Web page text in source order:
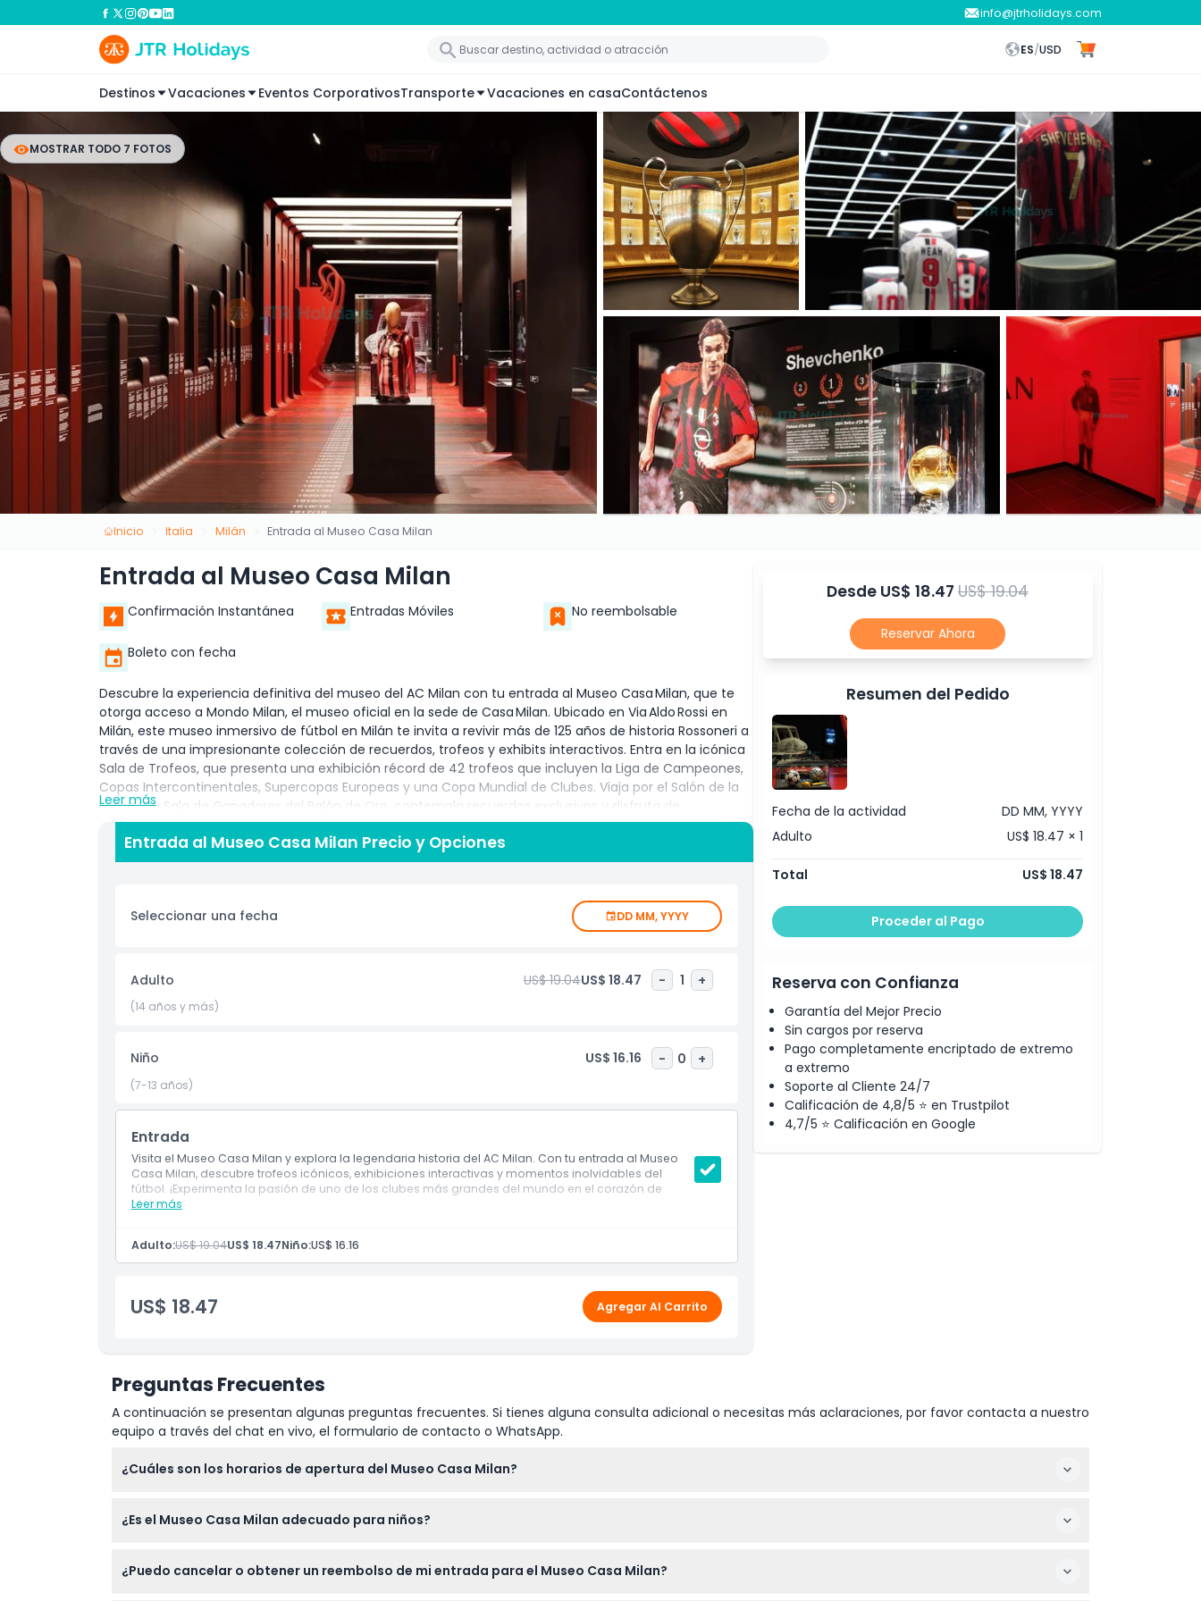
info@jtrholidays.com
ES/USD
Destinos Vacaciones Eventos CorporativosTransporte Vacaciones en casaContáctenos
MOSTRAR TODO 7 FOTOS
Inicio Italia Milán Entrada al Museo Casa Milan
Entrada al Museo Casa Milan
Confirmación Instantánea Entradas Móviles No reembolsable
Boleto con fecha
Descubre la experiencia definitiva del museo del AC Milan con tu entrada al Museo Casa Milan, que te
otorga acceso a Mondo Milan, el museo oficial en la sede de Casa Milan. Ubicado en Via Aldo Rossi en
Milán, este museo inmersivo de fútbol en Milán te invita a revivir más de 125 años de historia Rossoneri a
través de una impresionante colección de recuerdos, trofeos y exhibits interactivos. Entra en la icónica
Sala de Trofeos, que presenta una exhibición récord de 42 trofeos que incluyen la Liga de Campeones,
Copas Intercontinentales, Supercopas Europeas y una Copa Mundial de Clubes. Viaja por el Salón de la
Fama y la Sala de Ganadores del Balón de Oro, contempla recuerdos exclusivos y disfruta de
experiencias digitales de vanguardia, incluidos hologramas de leyendas del club como Baresi, Maldini,
Kakà y Shevchenko. Esta atracción interactiva del AC Milan cuenta con 14 pantallas táctiles, 20
monitores de video e incluso una experiencia especial de cabina fotográfica para que captures
Exclusiones
Horario de Apertura
Ubicación
Cómo Llegar
Cómo Canjear
Leer más
Entrada al Museo Casa Milan Precio y Opciones
Seleccionar una fecha DD MM, YYYY
Adulto US$ 19.04US$ 18.47 - 1 +
(14 años y más)
Niño US$ 16.16 - 0 +
(7-13 años)
Entrada
Visita el Museo Casa Milan y explora la legendaria historia del AC Milan. Con tu entrada al Museo
Casa Milan, descubre trofeos icónicos, exhibiciones interactivas y momentos inolvidables del
fútbol. ¡Experimenta la pasión de uno de los clubes más grandes del mundo en el corazón de
Milán!
Leer más
Adulto:US$ 19.04US$ 18.47Niño:US$ 16.16
US$ 18.47 Agregar Al Carrito
Desde US$ 18.47US$ 19.04
Reservar Ahora
Resumen del Pedido
Fecha de la actividad
DD MM, YYYY
Adulto
US$ 18.47 × 1
Total US$ 18.47
Proceder al Pago
Reserva con Confianza
Garantía del Mejor Precio
Sin cargos por reserva
Pago completamente encriptado de extremo
a extremo
Soporte al Cliente 24/7
Calificación de 4,8/5 ⭐ en Trustpilot
4,7/5 ⭐ Calificación en Google
Preguntas Frecuentes
A continuación se presentan algunas preguntas frecuentes. Si tienes alguna consulta adicional o necesitas más aclaraciones, por favor contacta a nuestro
equipo a través del chat en vivo, el formulario de contacto o WhatsApp.
¿Cuáles son los horarios de apertura del Museo Casa Milan?
martes. (sujeto a cambios — por favor confirme al momento de la reserva)
¿Es el Museo Casa Milan adecuado para niños?
documento de identidad válido en la entrada.
¿Puedo cancelar o obtener un reembolso de mi entrada para el Museo Casa Milan?